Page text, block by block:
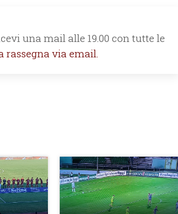
una mail alle 19.00 con tutte le
rassegna via email.